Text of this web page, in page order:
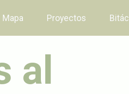
Mapa Proyectos
al